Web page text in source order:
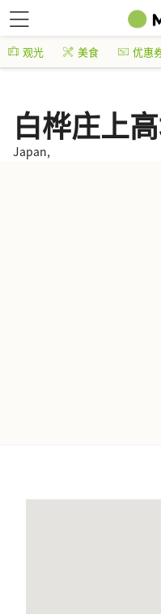
观光 美食 优惠
白桦庄上
Japan,